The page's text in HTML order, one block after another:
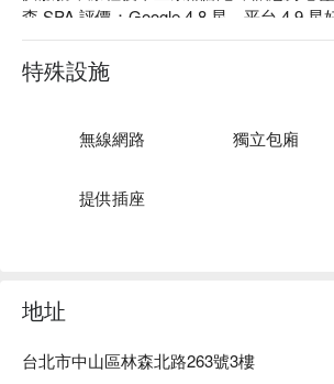
森 SPA 評價：Google 4.8 星、平台 4.9 星
森 SPA 店內採用泰國的頂級精油品牌「
雅香氣 — 茉莉、薄荷、地中海、玫瑰、薰
精神都煥然一新。
顧客擁有頂級的舒壓享受，連睡眠不足的
SPA 足體養生會館優惠立刻查看⬇︎
特殊設施
無線網路 獨立包廂
提供插座
地址
台北市中山區林森北路263號3樓